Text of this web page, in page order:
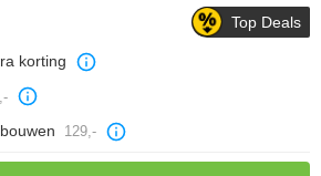
Top Deals
korting
129,-